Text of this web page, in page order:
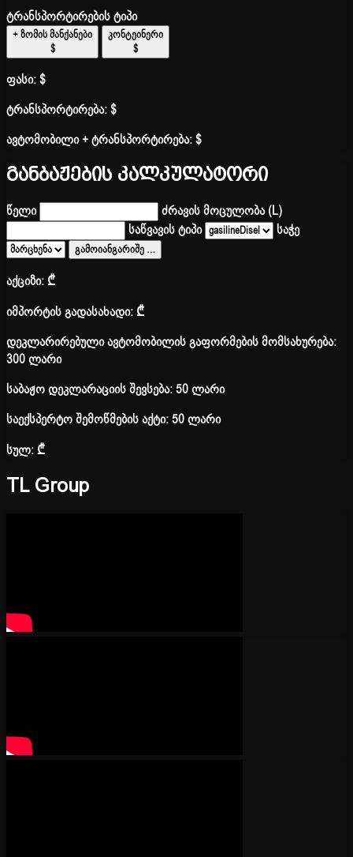
ტრანსპორტირების ტიპი
+ ზომის მანქანები
$
კონტეინერი
$
ფასი:$
ტრანსპორტირება:$
ავტომობილი + ტრანსპორტირება:$
განბაჟების კალკულატორი
წელი
ძრავის მოცულობა (L)
საწვავის ტიპი
საჭე
გამოიანგარიშე …
აქციზი:₾
იმპორტის გადასახადი:₾
დეკლარირებული ავტომობილის გაფორმების მომსახურება:
300 ლარი
საბაჟო დეკლარაციის შევსება: 50 ლარი
საექსპერტო შემოწმების აქტი: 50 ლარი
სულ:₾
TL Group